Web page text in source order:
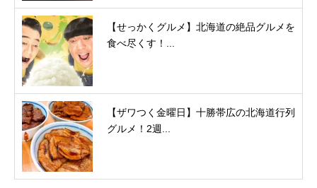
【せっかくグルメ】北海道の絶品グルメを
食べ尽くす！...
【ザワつく金曜日】十勝帯広の北海道行列
グルメ！2週...